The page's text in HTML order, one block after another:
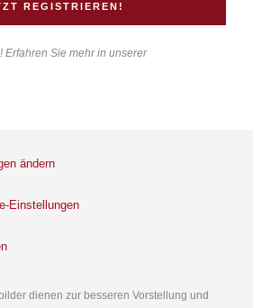
REGISTRIEREN!
Erfahren Sie mehr in unserer
ändern
Einstellungen
dienen zur besseren Vorstellung und